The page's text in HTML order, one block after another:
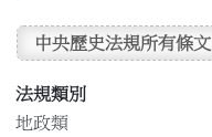
中央歷史法規所有條文
法規類別
地政類